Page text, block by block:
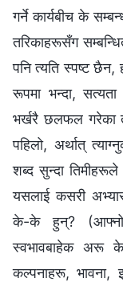
गर्ने कार्यबीच के
तरिकाहरूसँग
पनि त्यति स्पष्ट छैन,
रूपमा भन्दा,
भर्खरै छलफल गरेका
पहिलो, अर्थात्
शब्‍द सुन्दा
यसलाई कसरी
के-के हुन्? (आफ्‍नो
स्वभावबाहेक अरू
कल्‍पनाहरू,